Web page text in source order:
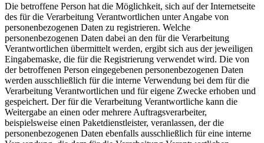
Die betroffene Person hat die Möglichkeit, sich auf der Internetseite
des für die Verarbeitung Verantwortlichen unter Angabe von
personenbezogenen Daten zu registrieren. Welche
personenbezogenen Daten dabei an den für die Verarbeitung
Verantwortlichen übermittelt werden, ergibt sich aus der jeweiligen
Eingabemaske, die für die Registrierung verwendet wird. Die von
der betroffenen Person eingegebenen personenbezogenen Daten
werden ausschließlich für die interne Verwendung bei dem für die
Verarbeitung Verantwortlichen und für eigene Zwecke erhoben und
gespeichert. Der für die Verarbeitung Verantwortliche kann die
Weitergabe an einen oder mehrere Auftragsverarbeiter,
beispielsweise einen Paketdienstleister, veranlassen, der die
personenbezogenen Daten ebenfalls ausschließlich für eine interne